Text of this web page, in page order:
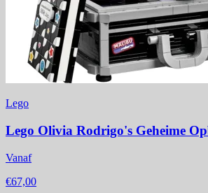
Lego
Lego Olivia Rodrigo's Geheime
Vanaf
€67,00